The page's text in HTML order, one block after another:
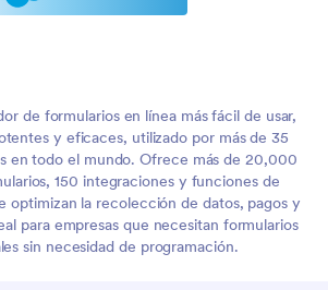
de formularios en línea más fácil de usar,
y eficaces, utilizado por más de 35
en todo el mundo. Ofrece más de 20,000
150 integraciones y funciones de
optimizan la recolección de datos, pagos y
para empresas que necesitan formularios
sin necesidad de programación.